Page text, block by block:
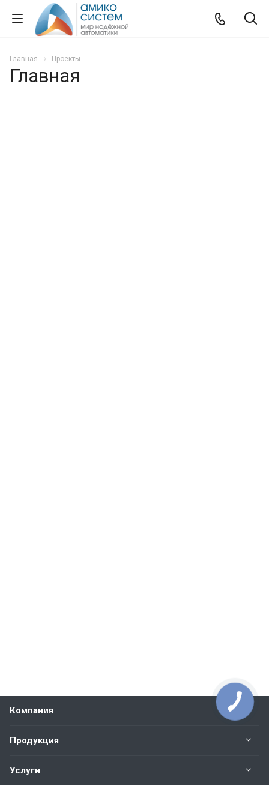
Главная Проекты
Главная
Компания
Продукция
Услуги